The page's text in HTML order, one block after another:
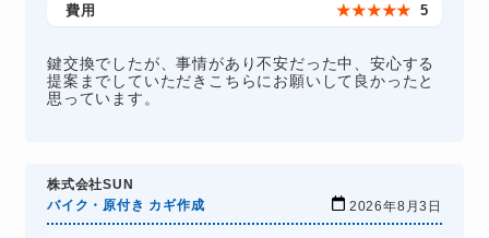
費用 ★★★★★ 5
鍵交換でしたが、事情があり不安だった中、安心する
提案までしていただきこちらにお願いして良かったと
思っています。
株式会社SUN
バイク・原付き カギ作成
2026年8月3日